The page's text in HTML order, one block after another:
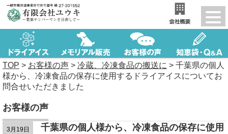
TOP > お客様の声 > 冷蔵、冷凍食品の搬送に > 千葉県の個人
様から、冷凍食品の保存に使用するドライアイスについてお
問合せいただきました
お客様の声
3月19日
千葉県の個人様から、冷凍食品の保存に使用